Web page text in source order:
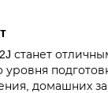
станет
уровня
домашних